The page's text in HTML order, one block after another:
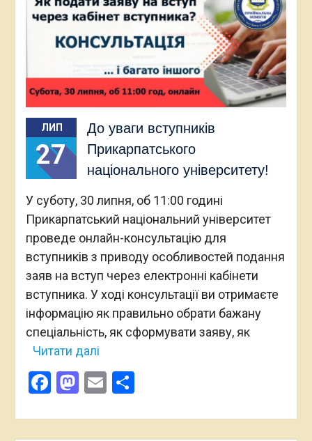
ЛИП
27
До уваги вступників
Прикарпатського
національного університету!
У суботу, 30 липня, об 11:00 годині
Прикарпатський національний університет
проведе онлайн-консультацію для
вступників з приводу особливостей подання
заяв на вступ через електронні кабінети
вступника. У ході консультації ви отримаєте
інформацію як правильно обрати бажану
спеціальність, як сформувати заяву, як
Читати далі
Facebook
Mastodon
EmailПоділитися